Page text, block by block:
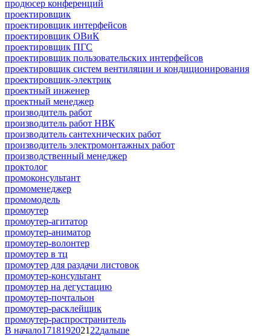
продюсер конференций
проектировщик
проектировщик интерфейсов
проектировщик ОВиК
проектировщик ПГС
проектировщик пользовательских интерфейсов
проектировщик систем вентиляции и кондиционирования
проектировщик-электрик
проектный инженер
проектный менеджер
производитель работ
производитель работ НВК
производитель сантехнических работ
производитель электромонтажных работ
производственный менеджер
проктолог
промоконсультант
промоменеджер
промомодель
промоутер
промоутер-агитатор
промоутер-аниматор
промоутер-волонтер
промоутер в тц
промоутер для раздачи листовок
промоутер-консультант
промоутер на дегустацию
промоутер-почтальон
промоутер-расклейщик
промоутер-распространитель
В начало1718192021 22дальше